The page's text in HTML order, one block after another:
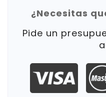
¿Necesitas
Pide un